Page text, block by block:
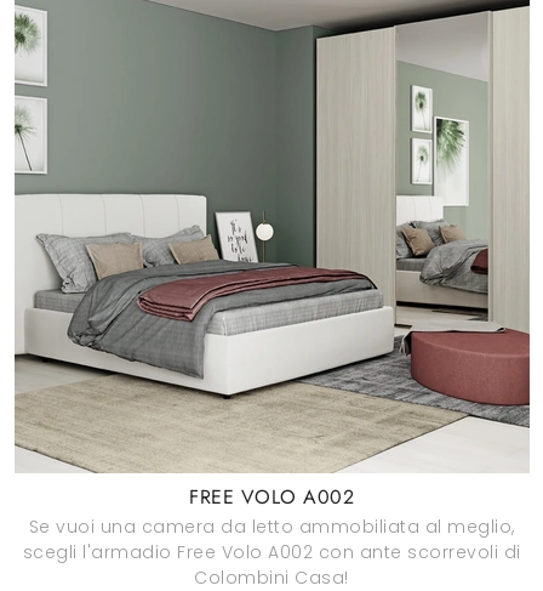
FREE VOLO A002
Se vuoi una camera da letto ammobiliata al meglio,
scegli l'armadio Free Volo A002 con ante scorrevoli di
Colombini Casa!